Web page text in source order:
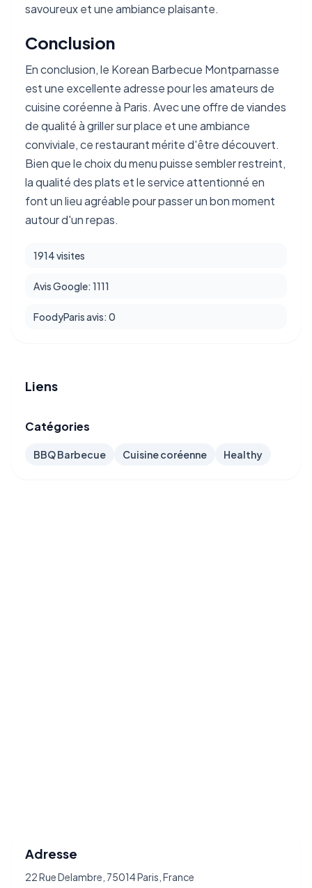
savoureux et une ambiance plaisante.
Conclusion
En conclusion, le Korean Barbecue Montparnasse
est une excellente adresse pour les amateurs de
cuisine coréenne à Paris. Avec une offre de viandes
de qualité à griller sur place et une ambiance
conviviale, ce restaurant mérite d'être découvert.
Bien que le choix du menu puisse sembler restreint,
la qualité des plats et le service attentionné en
font un lieu agréable pour passer un bon moment
autour d'un repas.
1914 visites
Avis Google: 1111
FoodyParis avis: 0
Liens
Catégories
BBQ Barbecue Cuisine coréenne Healthy
Adresse
22 Rue Delambre, 75014 Paris, France